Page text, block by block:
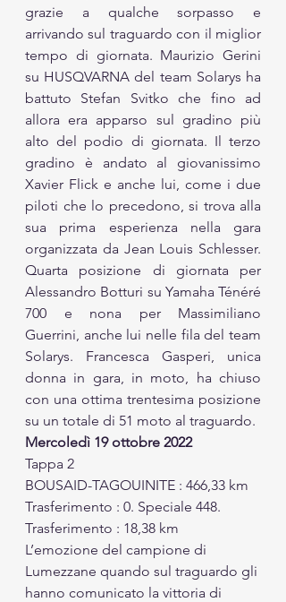
grazie a qualche sorpasso e
arrivando sul traguardo con il miglior
tempo di giornata. Maurizio Gerini
su HUSQVARNA del team Solarys ha
battuto Stefan Svitko che fino ad
allora era apparso sul gradino più
alto del podio di giornata. Il terzo
gradino è andato al giovanissimo
Xavier Flick e anche lui, come i due
piloti che lo precedono, si trova alla
sua prima esperienza nella gara
organizzata da Jean Louis Schlesser.
Quarta posizione di giornata per
Alessandro Botturi su Yamaha Ténéré
700 e nona per Massimiliano
Guerrini, anche lui nelle fila del team
Solarys. Francesca Gasperi, unica
donna in gara, in moto, ha chiuso
con una ottima trentesima posizione
su un totale di 51 moto al traguardo.
Mercoledì 19 ottobre 2022
Tappa 2
BOUSAID-TAGOUINITE : 466,33 km
Trasferimento : 0. Speciale 448.
Trasferimento : 18,38 km
L’emozione del campione di
Lumezzane quando sul traguardo gli
hanno comunicato la vittoria di